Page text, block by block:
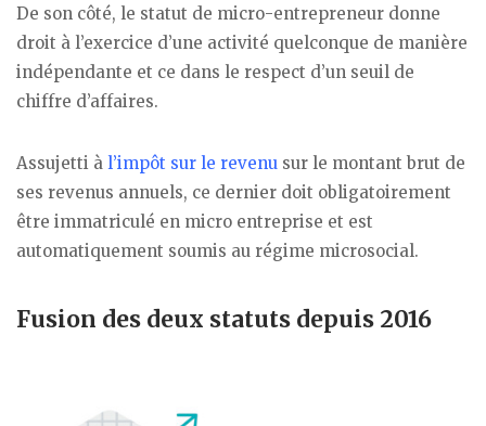
De son côté, le statut de micro-entrepreneur donne
droit à l’exercice d’une activité quelconque de manière
indépendante et ce dans le respect d’un seuil de
chiffre d’affaires.
Assujetti à l’impôt sur le revenu sur le montant brut de
ses revenus annuels, ce dernier doit obligatoirement
être immatriculé en micro entreprise et est
automatiquement soumis au régime microsocial.
Fusion des deux statuts depuis 2016